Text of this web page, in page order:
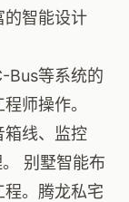
的智能设计
Bus等系统的
师操作。
箱线、监控
别墅智能布
。腾龙私宅